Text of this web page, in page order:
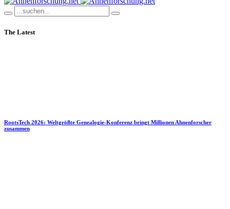
The Latest
RootsTech 2026: Weltgrößte Genealogie-Konferenz bringt Millionen Ahnenforscher
zusammen